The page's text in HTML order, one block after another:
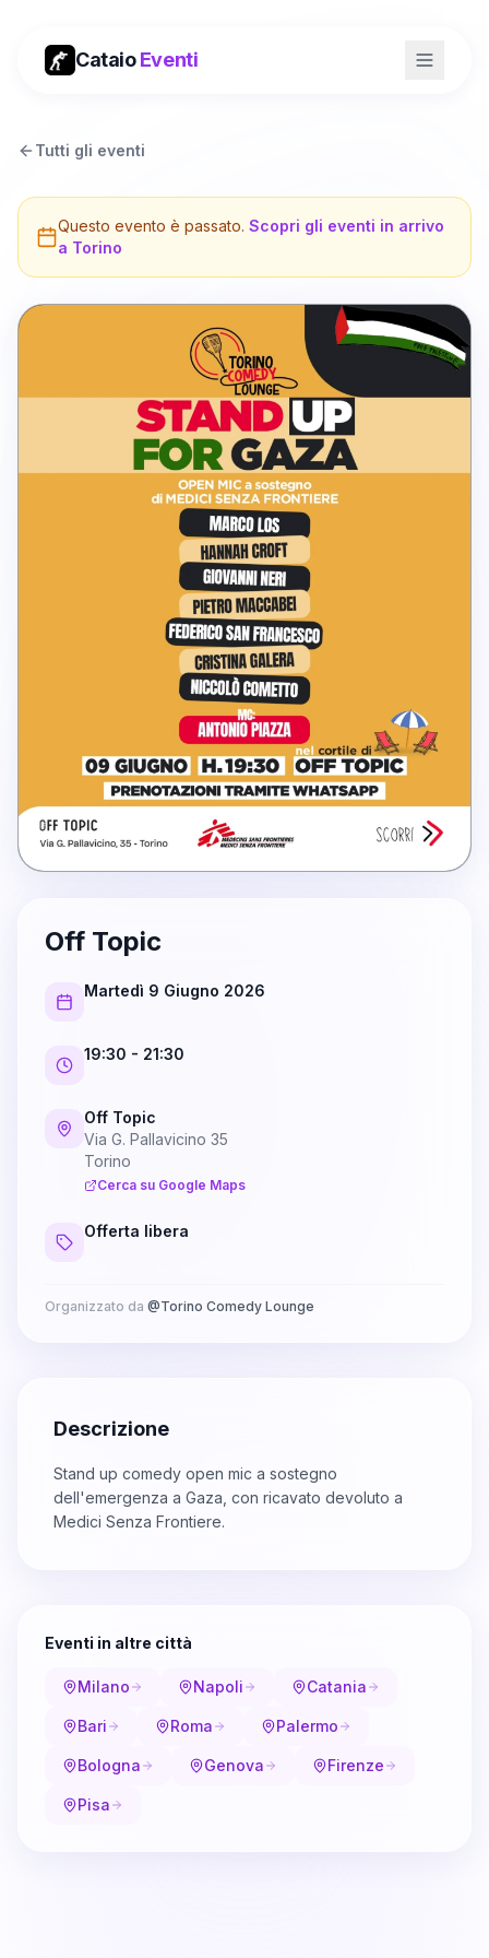
CataioEventi
Tutti gli eventi
Questo evento è passato. Scopri gli eventi in arrivo
a Torino
Off Topic
Martedì 9 Giugno 2026
19:30 - 21:30
Off Topic
Via G. Pallavicino 35
Torino
Cerca su Google Maps
Offerta libera
Organizzato da @Torino Comedy Lounge
Descrizione
Stand up comedy open mic a sostegno
dell'emergenza a Gaza, con ricavato devoluto a
Medici Senza Frontiere.
Eventi in altre città
Milano Napoli Catania
Bari Roma Palermo
Bologna Genova Firenze
Pisa